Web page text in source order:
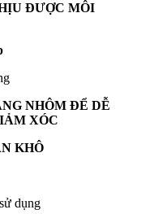
ĐƯỢC MÔI
NHÔM ĐỂ DỄ
XÓC
KHÔ
dụng